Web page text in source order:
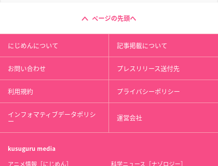
ページの先頭へ
にじめんについて 記事掲載について
お問い合わせ プレスリリース送付先
利用規約 プライバシーポリシー
インフォマティブデータポリシ
ー 運営会社
kusuguru media
アニメ情報［にじめん］ 科学ニュース［ナゾロジー］